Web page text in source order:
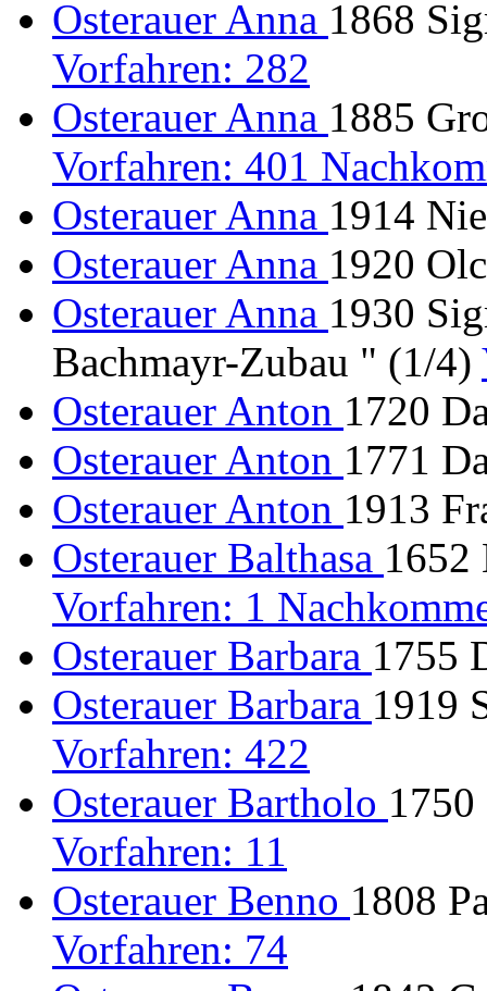
Osterauer Anna 1868
Vorfahren: 282
Osterauer Anna 1885
Vorfahren: 401
Osterauer Anna 1914
Osterauer Anna 1920
Osterauer Anna 1930
Bachmayr-Zubau " (1/4)
Osterauer Anton 1720
Osterauer Anton 1771
Osterauer Anton 1913
Osterauer Balthasa 1652
Vorfahren: 1
Osterauer Barbara 1755
Osterauer Barbara 1919
Vorfahren: 422
Osterauer Bartholo
Vorfahren: 11
Osterauer Benno 1808
Vorfahren: 74